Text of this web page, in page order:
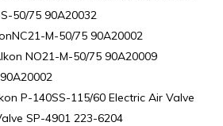
50/75 90A20032
M-50/75 90A20002
NO21-M-50/75 90A20009
P-140SS-115/60 Electric Air Valve
SP-4901 223-6204